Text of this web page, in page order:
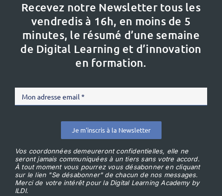
Recevez notre Newsletter tous les
vendredis à 16h, en moins de 5
minutes, le résumé d’une semaine
de Digital Learning et d’innovation
en formation.
Je m'inscris à la Newsletter
Vos coordonnées demeureront confidentielles, elle ne
seront jamais communiquées à un tiers sans votre accord.
À tout moment vous pourrez vous désabonner en cliquant
sur le lien "Se désabonner" de chacun de nos messages.
Merci de votre intérêt pour la Digital Learning Academy by
ILDI.